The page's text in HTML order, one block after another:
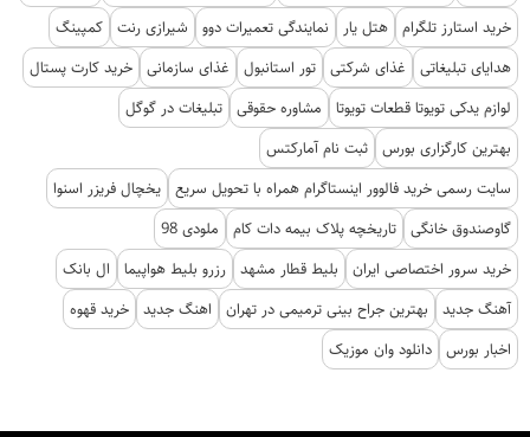
خرید استارز تلگرام هتل یار نمایندگی تعمیرات دوو شیرازی رنت کمپینگ
هدایای تبلیغاتی
غذای شرکتی تور استانبول غذای سازمانی خرید کارت پستال
لوازم یدکی تویوتا قطعات تویوتا
مشاوره حقوقی تبلیغات در گوگل
بهترین کارگزاری بورس ثبت نام آمارکتس
سایت رسمی خرید فالوور اینستاگرام همراه با تحویل سریع یخچال فریزر اسنوا
گاوصندوق خانگی تاریخچه پلاک بیمه دات کام
ملودی 98
خرید سرور اختصاصی ایران
بلیط قطار مشهد رزرو بلیط هواپیما
ال بانک
آهنگ جدید
بهترین جراح بینی ترمیمی در تهران اهنگ جدید خرید قهوه
اخبار بورس دانلود وان موزیک